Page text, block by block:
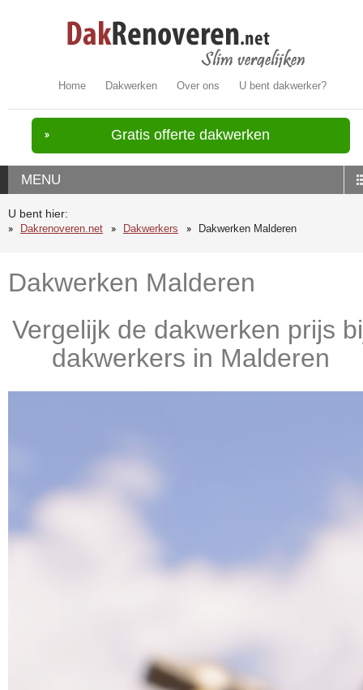
Home Dakwerken Over ons U bent dakwerker?
Gratis offerte dakwerken
MENU
U bent hier:
Dakrenoveren.net
Dakwerkers Dakwerken Malderen
Dakwerken Malderen
Vergelijk de dakwerken prijs
dakwerkers in Malderen